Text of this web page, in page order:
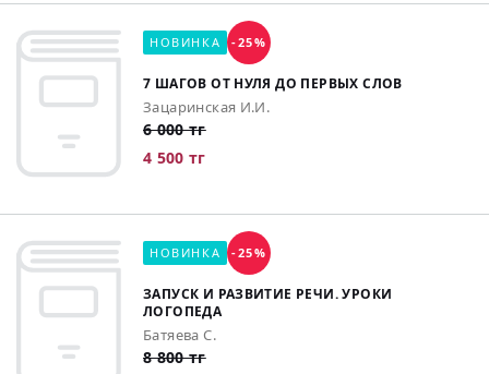
НОВИНКА -25%
7 ШАГОВ ОТ НУЛЯ ДО ПЕРВЫХ СЛОВ
Зацаринская И.И.
6 000 тг
4 500 тг
НОВИНКА -25%
ЗАПУСК И РАЗВИТИЕ РЕЧИ. УРОКИ
ЛОГОПЕДА
Батяева С.
8 800 тг